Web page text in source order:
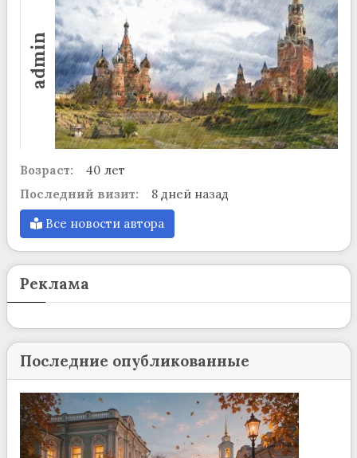
admin
Возраст:
40 лет
Последний визит:
8 дней назад
Все новости автора
Реклама
Последние опубликованные